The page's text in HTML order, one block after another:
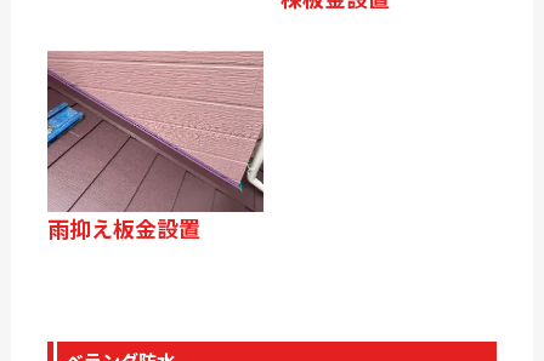
雨抑え板金設置